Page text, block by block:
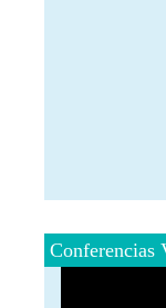
Conferencias